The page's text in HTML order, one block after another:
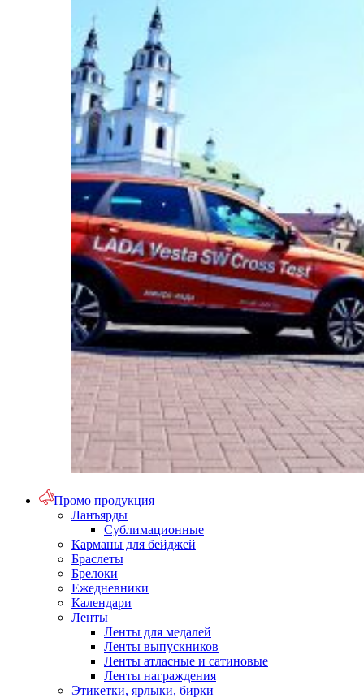
Промо продукция
Ланъярды
Сублимационные
Карманы для бейджей
Браслеты
Брелоки
Ежедневники
Календари
Ленты
Ленты для медалей
Ленты выпускников
Ленты атласные и сатиновые
Ленты награждения
Этикетки, ярлыки, бирки